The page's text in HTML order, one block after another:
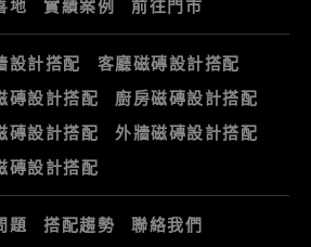
地 實績案例 前往門市
設計搭配
客廳磁磚設計搭配
磚設計搭配
廚房磁磚設計搭配
磚設計搭配
外牆磁磚設計搭配
磚設計搭配
題 搭配趨勢 聯絡我們